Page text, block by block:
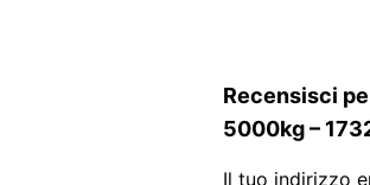
Recensisci
5000kg –
Il tuo indirizzo